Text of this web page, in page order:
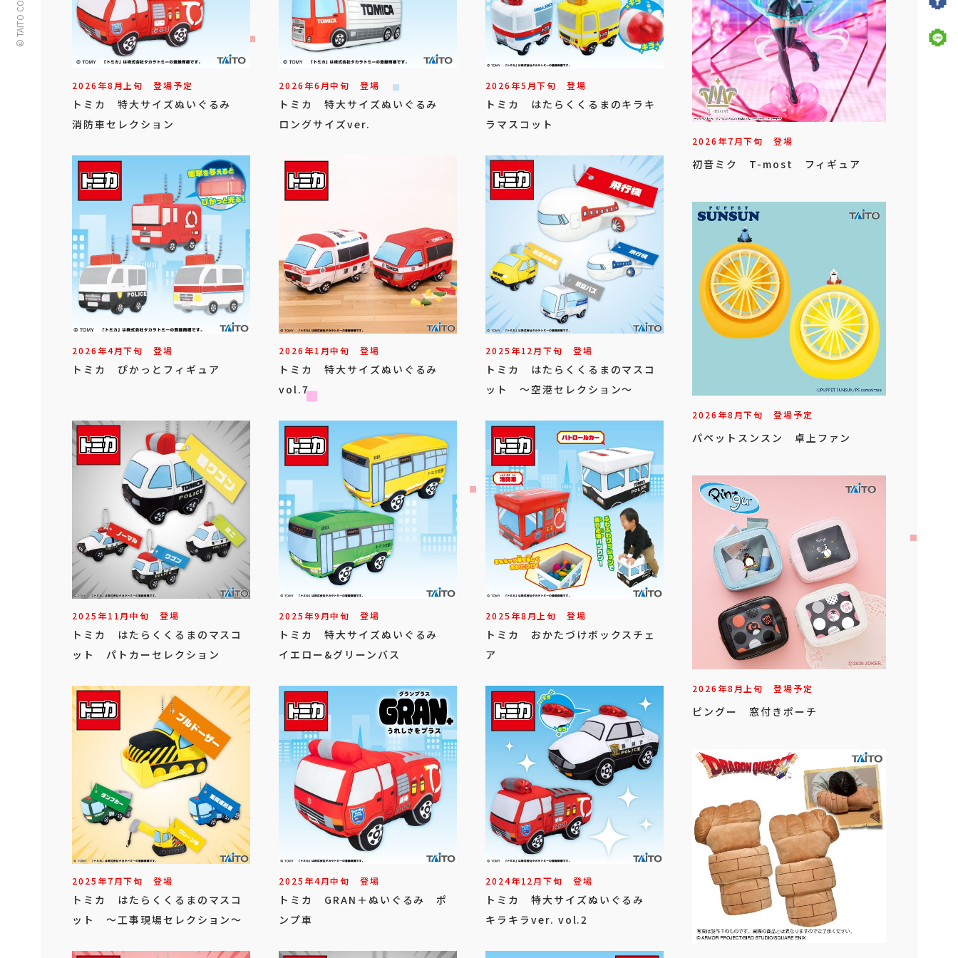
2026年8月上旬 登場予定
トミカ 特大サイズぬいぐるみ
消防車セレクション
2026年6月中旬 登場
トミカ 特大サイズぬいぐるみ
ロングサイズver.
2026年5月下旬 登場
トミカ はたらくくるまのキラキ
ラマスコット
2026年4月下旬 登場
トミカ ぴかっとフィギュア
2026年1月中旬 登場
トミカ 特大サイズぬいぐるみ
vol.7
2025年12月下旬 登場
トミカ はたらくくるまのマスコ
ット ～空港セレクション～
2025年11月中旬 登場
トミカ はたらくくるまのマスコ
ット パトカーセレクション
2025年9月中旬 登場
トミカ 特大サイズぬいぐるみ
イエロー&グリーンバス
2025年8月上旬 登場
トミカ おかたづけボックスチェ
ア
2025年7月下旬 登場
トミカ はたらくくるまのマスコ
ット ～工事現場セレクション～
2025年4月中旬 登場
トミカ GRAN＋ぬいぐるみ ポ
ンプ車
2024年12月下旬 登場
トミカ 特大サイズぬいぐるみ
キラキラver. vol.2
2026年7月下旬 登場
初音ミク T-most フィギュア
2026年8月下旬 登場予定
パペットスンスン 卓上ファン
2026年8月上旬 登場予定
ピングー 窓付きポーチ